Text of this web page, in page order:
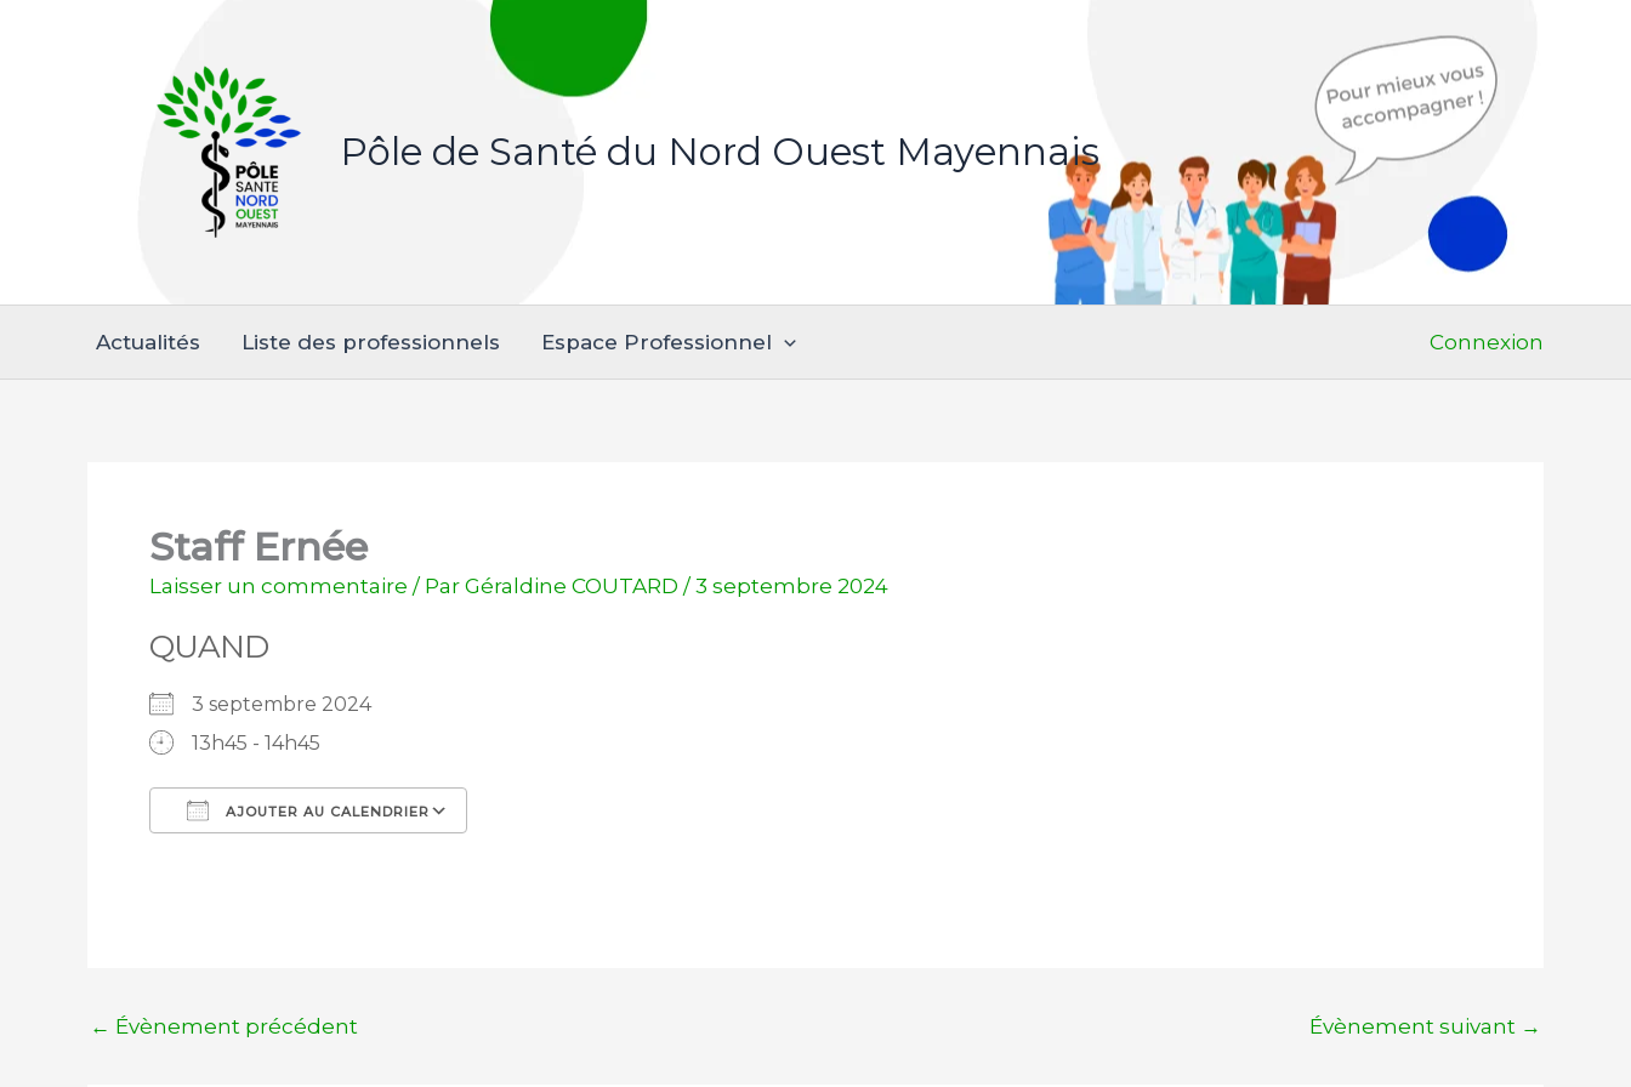
Pôle de Santé du Nord Ouest Mayennais
Actualités Liste des professionnels Espace Professionnel Connexion
Staff Ernée
Laisser un commentaire / Par Géraldine COUTARD / 3 septembre 2024
QUAND
3 septembre 2024
13h45 - 14h45
AJOUTER AU CALENDRIER
← Évènement précédent Évènement suivant →